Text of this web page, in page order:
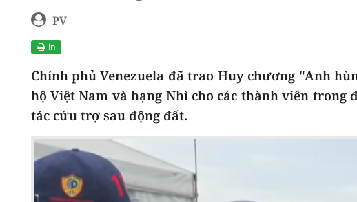
PV
In
Chính phủ Venezuela đã trao Huy chương "Anh
hộ Việt Nam và hạng Nhì cho các thành viên
tác cứu trợ sau động đất.